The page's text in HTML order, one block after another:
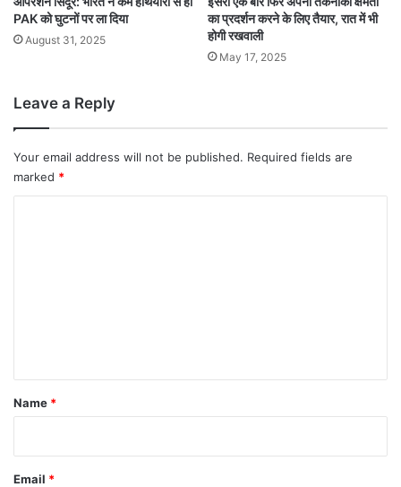
PAK को घुटनों पर ला दिया
August 31, 2025
का प्रदर्शन करने के लिए तैयार, रात में भी
होगी रखवाली
May 17, 2025
Leave a Reply
Your email address will not be published. Required fields are
marked *
*
Name *
Email *